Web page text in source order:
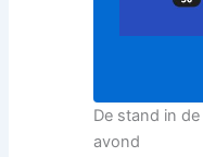
De stand in
avond